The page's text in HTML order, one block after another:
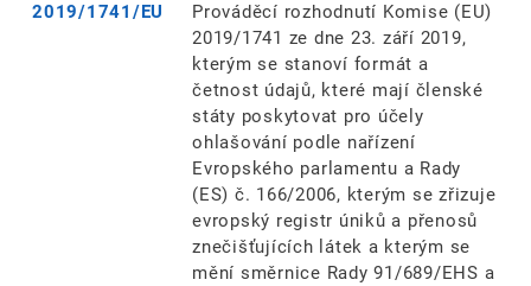
2019/1741/EU
Prováděcí rozhodnutí Komise (EU)
2019/1741 ze dne 23. září 2019,
kterým se stanoví formát a
četnost údajů, které mají členské
státy poskytovat pro účely
ohlašování podle nařízení
Evropského parlamentu a Rady
(ES) č. 166/2006, kterým se zřizuje
evropský registr úniků a přenosů
znečišťujících látek a kterým se
mění směrnice Rady 91/689/EHS a